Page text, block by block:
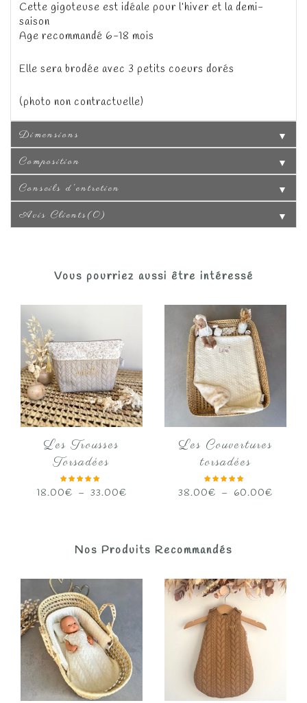
Cette gigoteuse est idéale pour l’hiver et la demi-
saison
Age recommandé 6-18 mois
Elle sera brodée avec 3 petits coeurs dorés
(photo non contractuelle)
Dimensions ▼
Composition ▼
Conseils d'entretien ▼
Avis Clients(0) ▼
Vous pourriez aussi être intéressé
Les Trousses
Torsadées
18.00€ – 33.00€Plage
18.00€
Les Couvertures
torsadées
38.00€ – 60.00€
Nos Produits Recommandés